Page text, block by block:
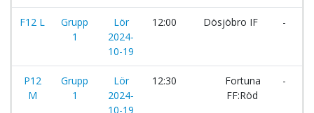
F12 L
Grupp
1
Lör
2024-
10-19
12:00 Dösjöbro IF -
P12
M
Grupp
1
Lör
2024-
10-19
12:30
Fortuna
FF:Röd
-